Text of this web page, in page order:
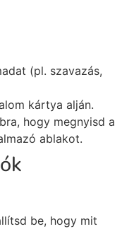
(pl. szavazás,
kártya alján.
hogy megnyisd a
ablakot.
be, hogy mit